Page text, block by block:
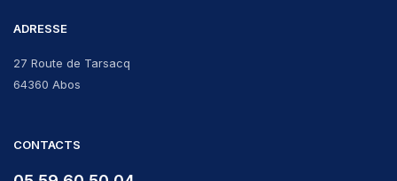
ADRESSE
27 Route de Tarsacq
64360 Abos
CONTACTS